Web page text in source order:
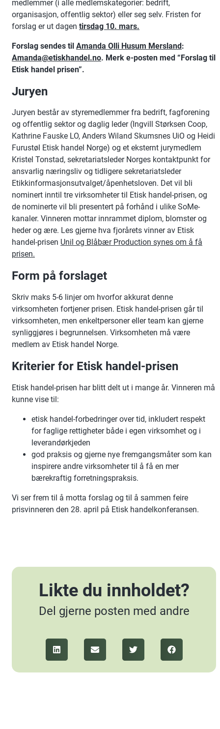
medlemmer (i alle medlemskategorier: bedrift,
organisasjon, offentlig sektor) eller seg selv. Fristen for
forslag er ut dagen tirsdag 10. mars.
Forslag sendes til Amanda Olli Husum Mersland:
Amanda@etiskhandel.no. Merk e-posten med “Forslag til
Etisk handel prisen”.
Juryen
Juryen består av styremedlemmer fra bedrift, fagforening
og offentlig sektor og daglig leder (Ingvill Størksen Coop,
Kathrine Fauske LO, Anders Wiland Skumsnes UiO og Heidi
Furustøl Etisk handel Norge) og et eksternt jurymedlem
Kristel Tonstad, sekretariatsleder Norges kontaktpunkt for
ansvarlig næringsliv og tidligere sekretariatsleder
Etikkinformasjonsutvalget/åpenhetsloven. Det vil bli
nominert inntil tre virksomheter til Etisk handel-prisen, og
de nominerte vil bli presentert på forhånd i ulike SoMe-
kanaler. Vinneren mottar innrammet diplom, blomster og
heder og ære. Les gjerne hva fjorårets vinner av Etisk
handel-prisen Unil og Blåbær Production synes om å få
prisen.
Form på forslaget
Skriv maks 5-6 linjer om hvorfor akkurat denne
virksomheten fortjener prisen. Etisk handel-prisen går til
virksomheten, men enkeltpersoner eller team kan gjerne
synliggjøres i begrunnelsen. Virksomheten må være
medlem av Etisk handel Norge.
Kriterier for Etisk handel-prisen
Etisk handel-prisen har blitt delt ut i mange år. Vinneren må
kunne vise til:
etisk handel-forbedringer over tid, inkludert respekt
for faglige rettigheter både i egen virksomhet og i
leverandørkjeden
god praksis og gjerne nye fremgangsmåter som kan
inspirere andre virksomheter til å få en mer
bærekraftig forretningspraksis.
Vi ser frem til å motta forslag og til å sammen feire
prisvinneren den 28. april på Etisk handelkonferansen.
Likte du innholdet?
Del gjerne posten med andre